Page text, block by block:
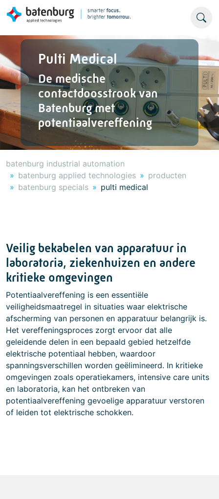
Pulti Medical
De medische
contactdoosstrook van
Batenburg met
potentiaalvereffening
batenburg industrial automation
batenburg applied technologies
producten
batenburg specials
pulti medical
Veilig bekabelen van apparatuur in
laboratoria, ziekenhuizen en andere
kritieke omgevingen
Potentiaalvereffening is een essentiële
veiligheidsmaatregel in situaties waar elektrische
afscherming van personen en apparatuur belangrijk is.
Het vereffeningsproces zorgt ervoor dat alle
geleidende delen in een bepaald gebied hetzelfde
elektrische potentiaal hebben, waardoor
spanningsverschillen worden geëlimineerd. In kritieke
omgevingen zoals operatiekamers, intensive care units
en laboratoria, kan het ontbreken van
potentiaalvereffening gevoelige apparatuur verstoren
of leiden tot elektrische schokken.